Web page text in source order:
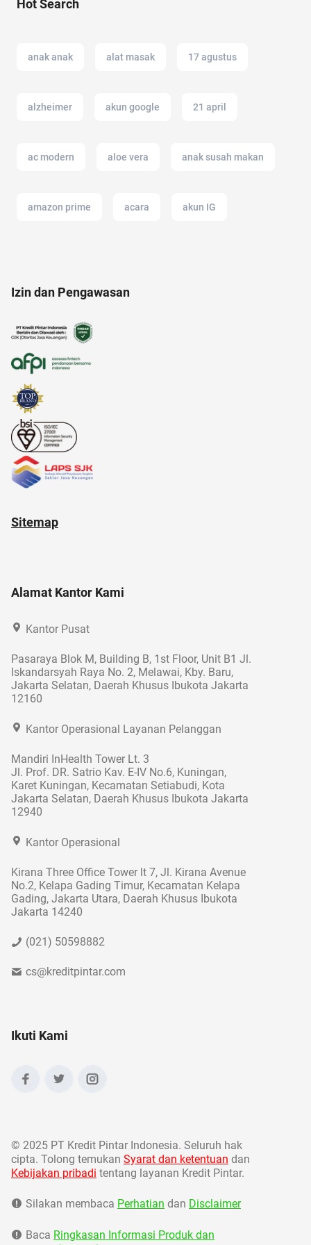
Hot Search
anak anak alat masak 17 agustus
alzheimer akun google 21 april
ac modern aloe vera anak susah makan
amazon prime acara akun IG
ancol
Izin dan Pengawasan
Sitemap
Alamat Kantor Kami
Kantor Pusat
Pasaraya Blok M, Building B, 1st Floor, Unit B1 Jl.
Iskandarsyah Raya No. 2, Melawai, Kby. Baru,
Jakarta Selatan, Daerah Khusus Ibukota Jakarta
12160
Kantor Operasional Layanan Pelanggan
Mandiri InHealth Tower Lt. 3
Jl. Prof. DR. Satrio Kav. E-IV No.6, Kuningan,
Karet Kuningan, Kecamatan Setiabudi, Kota
Jakarta Selatan, Daerah Khusus Ibukota Jakarta
12940
Kantor Operasional
Kirana Three Office Tower lt 7, Jl. Kirana Avenue
No.2, Kelapa Gading Timur, Kecamatan Kelapa
Gading, Jakarta Utara, Daerah Khusus Ibukota
Jakarta 14240
(021) 50598882
cs@kreditpintar.com
Ikuti Kami
© 2025 PT Kredit Pintar Indonesia. Seluruh hak
cipta. Tolong temukan Syarat dan ketentuan dan
Kebijakan pribadi tentang layanan Kredit Pintar.
Silakan membaca Perhatian dan Disclaimer
Baca Ringkasan Informasi Produk dan